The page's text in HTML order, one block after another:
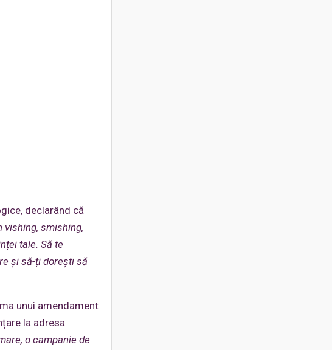
declarând că
vishing, smishing,
tale. Să te
și să-ți dorești să
unui amendament
la adresa
o campanie de